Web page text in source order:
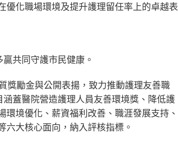
優化職場環境及提升護理留任率上的卓越表
共同守護市民健康。
獎勵金與公開表揚，致力推動護理友善職
蓋醫院營造護理人員友善環境獎、降低護
境優化、薪資福利改善、職涯發展支持、
大核心面向，納入評核指標。